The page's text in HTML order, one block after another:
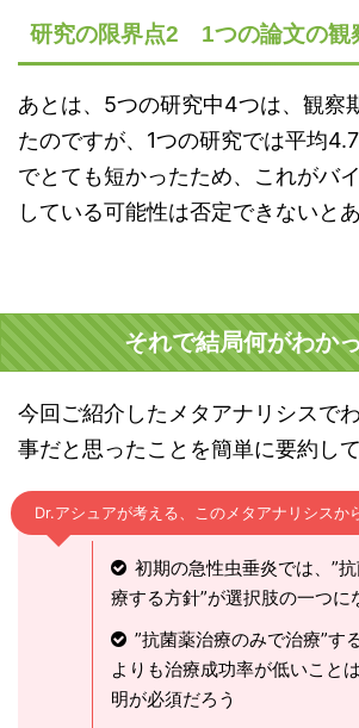
研究の限界点2 1つの論文の観
あとは、5つの研究中4つは、観察
たのですが、1つの研究では平均
でとても短かったため、これがバ
している可能性は否定できないと
それで結局何がわか
今回ご紹介したメタアナリシスで
事だと思ったことを簡単に要約して
Dr.アシュアが考える、このメタアナリシスか
初期の急性虫垂炎では、”
療する方針”が選択肢の一つに
”抗菌薬治療のみで治療”す
よりも治療成功率が低いこと
明が必須だろう